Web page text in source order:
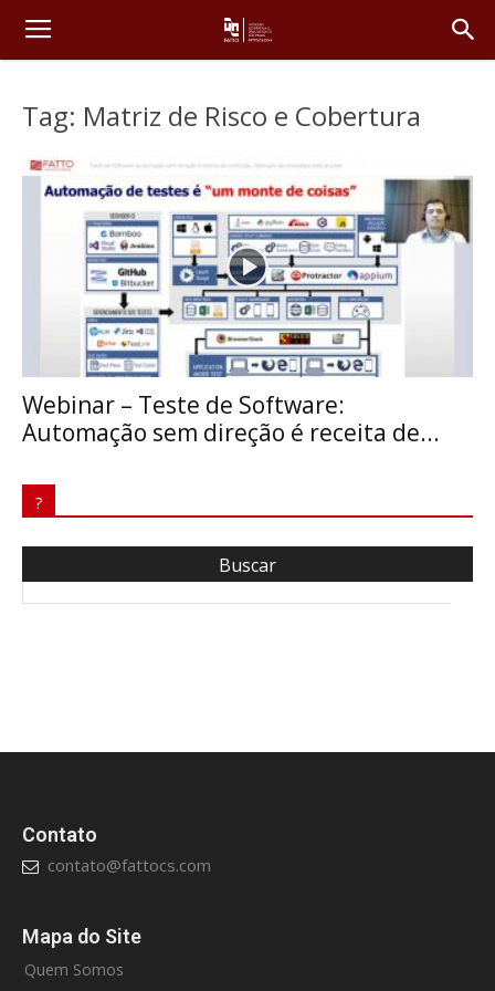
Tag: Matriz de Risco e Cobertura
Webinar – Teste de Software:
Automação sem direção é receita de...
?
Contato
contato@fattocs.com
Mapa do Site
Quem Somos